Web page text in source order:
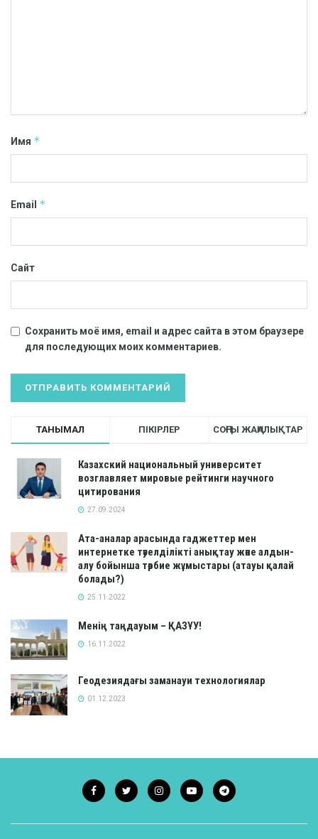
Имя *
Email *
Сайт
Сохранить моё имя, email и адрес сайта в этом браузере
для последующих моих комментариев.
ТАНЫМАЛ ПІКІРЛЕР СОҢҒЫ ЖАҢАЛЫҚТАР
Казахский национальный университет
возглавляет мировые рейтинги научного
цитирования
27.09.2024
Ата-аналар арасында гаджеттер мен
интернетке тәуелділікті анықтау және алдын-
алу бойынша тәрбие жұмыстары (атауы қалай
болады?)
25.11.2022
Менің таңдауым – ҚАЗҰУ!
16.11.2022
Геодезиядағы заманауи технологиялар
01.12.2023